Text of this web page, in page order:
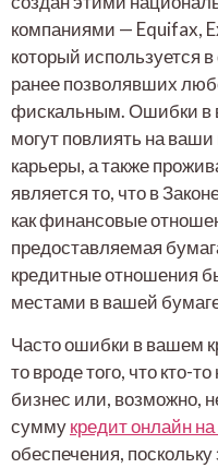
компаниями — Equifax,
который используется
ранее позволявших
фискальным. Ошибки в
могут повлиять на
карьеры, а также
является то, что в
как финансовые
предоставляемая
кредитные отношения
местами в вашей
Часто ошибки в вашем
то вроде того, что кто-
бизнес или, возможно,
суммукредит онлайн на
обеспечения,